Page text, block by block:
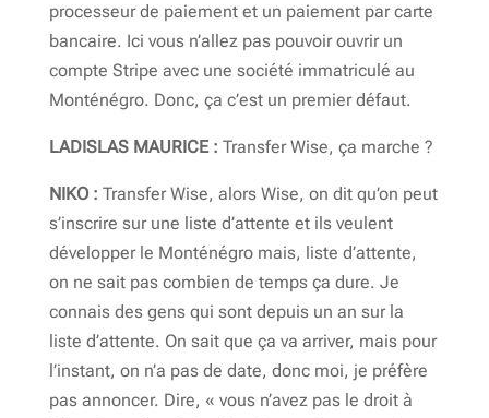
processeur de paiement et un paiement par carte
bancaire. Ici vous n’allez pas pouvoir ouvrir un
compte Stripe avec une société immatriculé au
Monténégro. Donc, ça c’est un premier défaut.
LADISLAS MAURICE : Transfer Wise, ça marche ?
NIKO : Transfer Wise, alors Wise, on dit qu’on peut
s’inscrire sur une liste d’attente et ils veulent
développer le Monténégro mais, liste d’attente,
on ne sait pas combien de temps ça dure. Je
connais des gens qui sont depuis un an sur la
liste d’attente. On sait que ça va arriver, mais pour
l’instant, on n’a pas de date, donc moi, je préfère
pas annoncer. Dire, « vous n’avez pas le droit à